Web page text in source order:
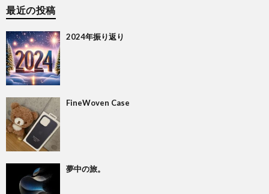
最近の投稿
2024年振り返り
FineWoven Case
夢中の旅。